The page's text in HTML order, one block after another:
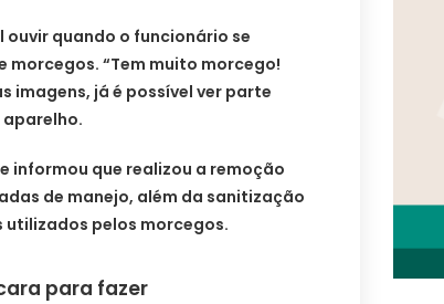
ouvir quando o funcionário se
“Tem muito morcego!
imagens, já é possível ver parte
informou que realizou a remoção
de manejo, além da sanitização
pelos morcegos.
para fazer